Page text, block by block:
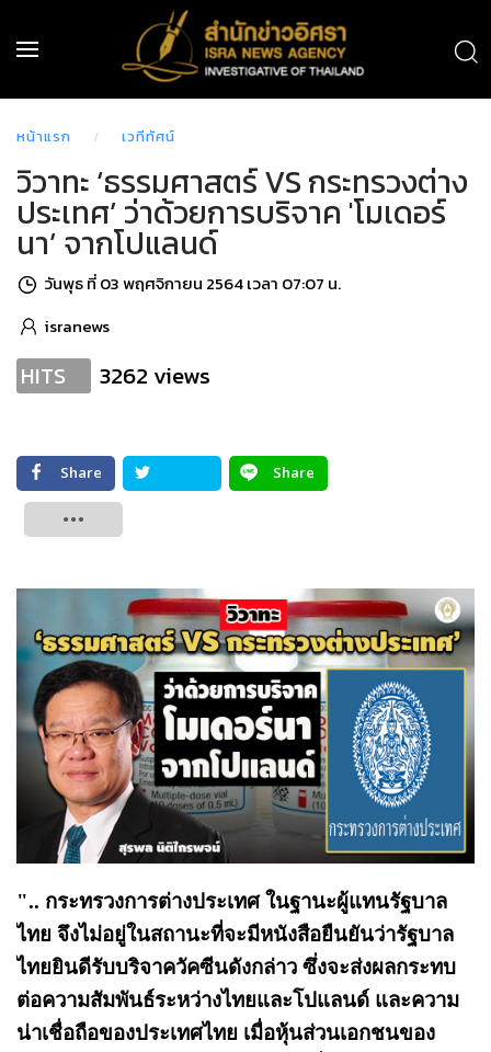
หน้าแรก เวทีทัศน์
วิวาทะ ‘ธรรมศาสตร์ VS กระทรวงต่าง
ประเทศ’ ว่าด้วยการบริจาค 'โมเดอร์
นา’ จากโปแลนด์
วันพุธ ที่ 03 พฤศจิกายน 2564 เวลา 07:07 น.
isranews
HITS 3262 views
Share
Share
".. กระทรวงการต่างประเทศ ในฐานะผู้แทนรัฐบาล
ไทย จึงไม่อยู่ในสถานะที่จะมีหนังสือยืนยันว่ารัฐบาล
ไทยยินดีรับบริจาควัคซีนดังกล่าว ซึ่งจะส่งผลกระทบ
ต่อความสัมพันธ์ระหว่างไทยและโปแลนด์ และความ
น่าเชื่อถือของประเทศไทย เมื่อหุ้นส่วนเอกชนของ